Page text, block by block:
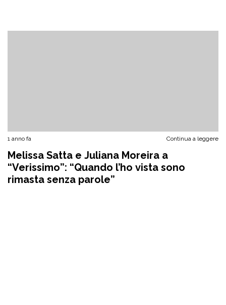
1 anno fa Continua a leggere
Melissa Satta e Juliana Moreira a
“Verissimo”: “Quando l’ho vista sono
rimasta senza parole”